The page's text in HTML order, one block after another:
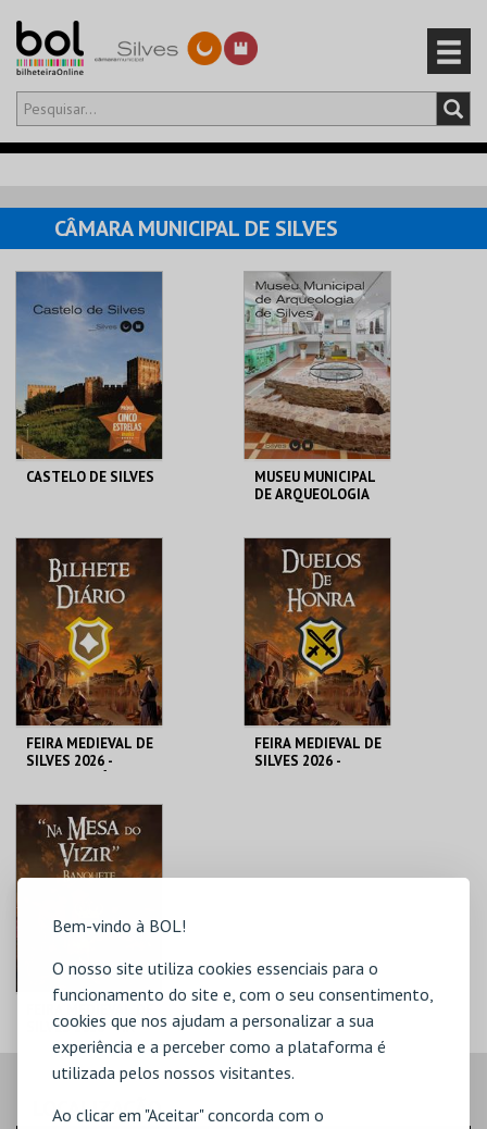
Bem-vindo à BOL!
O nosso site utiliza cookies essenciais para o
funcionamento do site e, com o seu consentimento,
cookies que nos ajudam a personalizar a sua
experiência e a perceber como a plataforma é
utilizada pelos nossos visitantes.
Ao clicar em "Aceitar" concorda com o
Olá,iniciar sessão
CARRINHO
EVENTOS
CARTÕES
PRODUTOS
CÂMARA MUNICIPAL DE SILVES
CASTELO DE SILVES
CASTELO DE SILVES
MAIS INFO
COMPRAR
MUSEU MUNICIPAL
DE ARQUEOLOGIA
MUSEU MUNIC. ARQ.
SILVES
MAIS INFO
COMPRAR
FEIRA MEDIEVAL DE
SILVES 2026 -
CENTRO HISTÓRICO
SILVES
MAIS INFO
COMPRAR
FEIRA MEDIEVAL DE
SILVES 2026 -
MAIS INFO
SILVES 2026 - NA
MESA DO VIZIR
CENTRO HISTÓRICO
LOCALIZAÇÃO